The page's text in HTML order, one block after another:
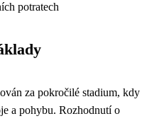
potratech
za pokročilé stadium, kdy
a pohybu. Rozhodnutí o